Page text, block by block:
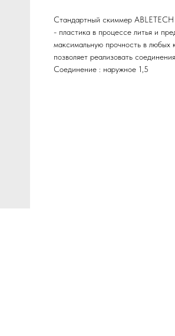
Стандартный скиммер
- пластика в процессе литья и
максимальную прочность в любых
позволяет реализовать
Соединение : наружное 1,5